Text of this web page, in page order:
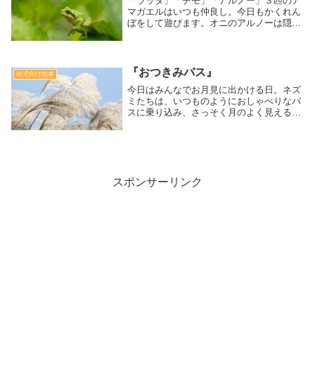
が美味しいか対決することに・・・。暑い
夏にピッタリの冷たいスイーツの絵本で
マガエルはいつも仲良し。今日もかくれん
ぼをして遊びます。オニのアルノーは隠れ
の一部が茶色になったラッタの姿
が・・・！
幼児向け絵本 『おつきみバス』
今日はみんなでお月見に出かける日。ネズ
ミたちは、いつものようにおしゃべりなバ
スに乗り込み、さっそく月のよく見える丘
スポンサーリンク